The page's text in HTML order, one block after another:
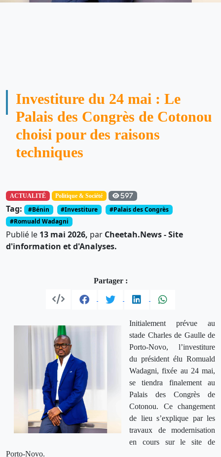
Investiture du 24 mai : Le
Palais des Congrès de Cotonou
choisi pour des raisons
techniques
ACTUALITÉ Politique & Société 597
Tag: #Bénin #Investiture
#Palais des Congrès
#Romuald Wadagni
Publié le 13 mai 2026, par Cheetah.News - Site
d'information et d'Analyses.
Partager :
Initialement prévue au
stade Charles de Gaulle de
Porto-Novo, l’investiture
du président élu Romuald
Wadagni, fixée au 24 mai,
se tiendra finalement au
Palais des Congrès de
Cotonou. Ce changement
de lieu s’explique par les
travaux de modernisation
en cours sur le site de
Porto-Novo.